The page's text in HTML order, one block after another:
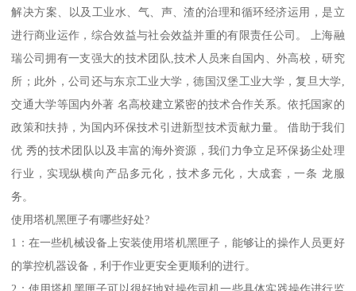
解决方案、以及工业水、气、声、渣的治理和循环经济运用，是立
进行商业运作，综合效益与社会效益并重的有限责任公司。 上海融
瑞公司拥有一支强大的技术团队,技术人员来自国内、外高校，研究
所；此外，公司还与东京工业大学，德国汉堡工业大学，复旦大学,
交通大学等国内外著 名高校建立紧密的技术合作关系。依托国家的
政策和扶持，为国内环保技术引进新型技术贡献力量。 借助于我们
优 秀的技术团队以及丰富的海外资源，我们力争立足环保扬尘处理
行业，实现纵横向产品多元化，技术多元化，大成套，一条 龙服
务。
使用塔机黑匣子有哪些好处?
1：在一些机械设备上安装使用塔机黑匣子，能够让的操作人员更好
的掌控机器设备，利于作业更安全更顺利的进行。